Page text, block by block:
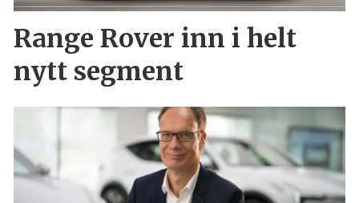
Range Rover inn i helt
nytt segment